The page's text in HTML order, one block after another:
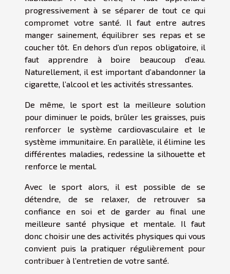
progressivement à se séparer de tout ce qui
compromet votre santé. Il faut entre autres
manger sainement, équilibrer ses repas et se
coucher tôt. En dehors d’un repos obligatoire, il
faut apprendre à boire beaucoup d’eau.
Naturellement, il est important d’abandonner la
cigarette, l’alcool et les activités stressantes.
De même, le sport est la meilleure solution
pour diminuer le poids, brûler les graisses, puis
renforcer le système cardiovasculaire et le
système immunitaire. En parallèle, il élimine les
différentes maladies, redessine la silhouette et
renforce le mental.
Avec le sport alors, il est possible de se
détendre, de se relaxer, de retrouver sa
confiance en soi et de garder au final une
meilleure santé physique et mentale. Il faut
donc choisir une des activités physiques qui vous
convient puis la pratiquer régulièrement pour
contribuer à l’entretien de votre santé.